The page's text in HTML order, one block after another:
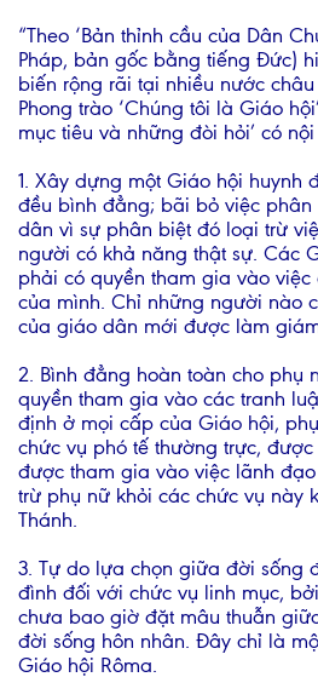
“Theo ‘Bản thỉnh cầu của Dân
Pháp, bản gốc bằng tiếng Đức)
biến rộng rãi tại nhiều nước
Phong trào ‘Chúng tôi là Giáo
mục tiêu và những đòi hỏi’ có
1. Xây dựng một Giáo hội huynh
đều bình đẳng; bãi bỏ việc
dân vì sự phân biệt đó loại trừ
người có khả năng thật sự. Các
phải có quyền tham gia vào
của mình. Chỉ những người nào
của giáo dân mới được làm
2. Bình đẳng hoàn toàn cho phụ
quyền tham gia vào các tranh
định ở mọi cấp của Giáo hội,
chức vụ phó tế thường trực,
được tham gia vào việc lãnh
trừ phụ nữ khỏi các chức vụ này
Thánh.
3. Tự do lựa chọn giữa đời sống
đình đối với chức vụ linh mục,
chưa bao giờ đặt mâu thuẫn
đời sống hôn nhân. Đây chỉ là
Giáo hội Rôma.